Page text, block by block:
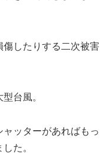
したりする二次被害
台風。
ッターがあればもっ
た。